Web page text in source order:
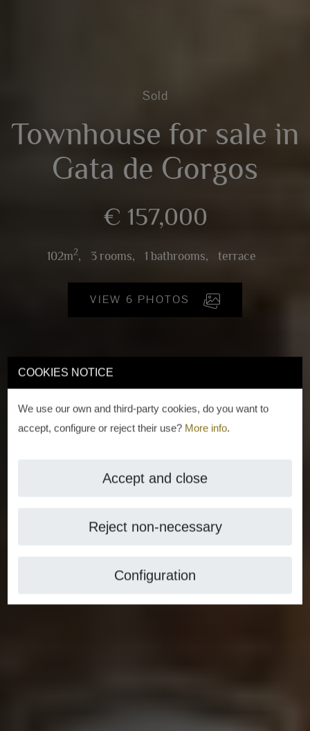
COOKIES NOTICE
We use our own and third-party cookies, do you want to
accept, configure or reject their use? More info.
Accept and close
Reject non-necessary
Configuration
Sold
Townhouse for sale in
Gata de Gorgos
€ 157,000
102m2, 3 rooms, 1 bathrooms, terrace
VIEW 6 PHOTOS